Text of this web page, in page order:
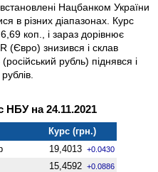
Нацбанком України
в різних діапазонах. Курс
коп., і зараз дорівнює
(Євро) знизився і склав
рубль) піднявся і
НБУ на 24.11.2021
Курс (грн.)
19,4013 +0.0430
15,4592 +0.0886